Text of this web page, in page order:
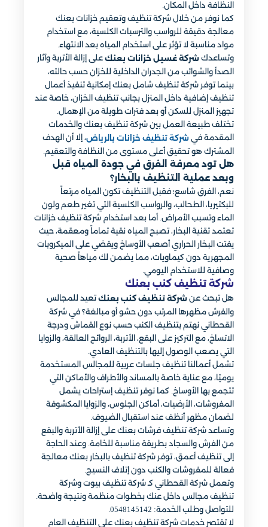
النظافة داخل المكان.
كما نوفر من خلال شركة تنظيف وتعقيم خزانات بعنك
معالجة دقيقة للرواسب والترسبات الكلسية، مع استخدام
مواد مناسبة لا تؤثر على استخدام المياه بعد الانتهاء.
وتساعدك شركة غسيل خزانات بعنك على إزالة الأتربة وآثار
الصدأ والشوائب من الجدران الداخلية للخزان حسب حالته،
بينما توفر شركة تنظيف شامل بعنك إمكانية تنفيذ أعمال
تنظيف إضافية داخل المنزل بجانب تنظيف الخزان، خاصة عند
تجهيز المنزل للسكن أو بعد فترات طويلة من الإهمال.
تختلف طبيعة العمل بين شركة تنظيف بعنك والخدمات
المقدمة في شركة تنظيف خزانات بالرياض، إلا أن الهدف
المشترك هو تحقيق أعلى مستوى من النظافة والتعقيم.
هل تود معرفة الفرق في جودة المياه قبل
وبعد عملية التنظيف بالبخار؟
نعم، الفرق شاسع؛ فقبل التنظيف تكون المياه مرتعاً
للبكتيريا، الطحالب، والرواسب الكلسية التي تغير طعم ولون
الماء وتسبب الأمراض. أما بعد استخدام شركة تنظيف خزانات
تعتمد تقنية البخار، تصبح المياه نقية تماماً ومعقمة، حيث
يفتت البخار الحراري أصعب الأوساخ ويقضي على الميكروبات
المجهرية دون كيماويات، مما يضمن لك مياهاً صحية
وصافية للاستخدام اليومي.
شركة تنظيف كنب بعنك
هل تبحث عن شركة تنظيف كنب بعنك تعيد للمجالس
والفرش مظهرها المرتب دون حشو أو مبالغة؟ في شركة
القحطاني نهتم بتنظيف الكنب حسب نوع القماش ودرجة
الاتساخ، مع التركيز على البقع، الأتربة، الروائح العالقة، والزوايا
التي يصعب الوصول إليها بالتنظيف العادي.
تشمل أعمالنا تنظيف جلسات عربية للمجالس المستخدمة
يوميًا، مع عناية خاصة بالمساند والأطراف والأماكن التي
تتجمع بها الأوساخ. كما نوفر تنظيف إستراحات يشمل
المفروشات، الأرضيات، أماكن الجلوس، والزوايا المكشوفة
لضمان مظهر أنظف عند استقبال الضيوف.
وتساعد شركة تنظيف فرشات بعنك على إزالة الأتربة والبقع
من الفرش والسجاد بطريقة مناسبة للخامة. وعند الحاجة
إلى تنظيف أعمق، توفر شركة تنظيف بالبخار بعنك معالجة
فعالة للمفروشات والكنب دون إتلاف النسيج.
وتعمل شركة القحطاني كـ شركة تنظيف بيوت وشركة
تنظيف مجالس داخل عنك بخطوات منظمة ونتيجة واضحة.
للتواصل وطلب الخدمة: 0548145142.
لا تقتصر خدمات شركة تنظيف بعنك على التنظيف العام